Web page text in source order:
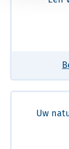
Uw